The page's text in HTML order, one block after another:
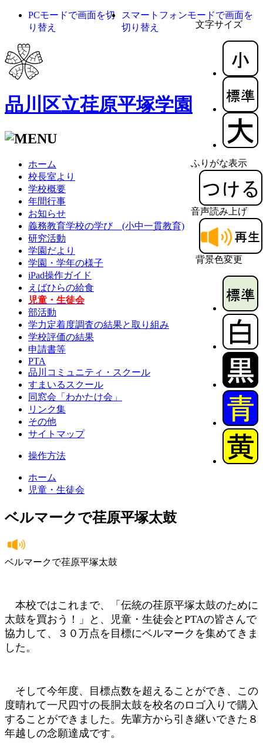
文字サイズ
ふりがな表示
音声読み上げ
背景色変更
PCモードで画面を切
り替え
スマートフォンモードで画面を
切り替え
品川区立荏原平塚学園
ホーム
校長室より
学校概要
年間行事
お知らせ
義務教育学校の学び (小中一貫教育)
研究活動
学園だより
学園・学年の様子
iPad操作ガイド
えばひらの給食
児童・生徒会
部活動
学力定着度調査の結果と取り組み
学校評価の結果
申請書等
PTA
品川コミュニティ・スクール
すまいるスクール
同窓会「わかたけ会」
リンク集
その他
サイトマップ
操作方法
ホーム
児童・生徒会
ベルマークで荏原平塚太鼓
ベルマークで荏原平塚太鼓
本校ではこれまで、「伝統の荏原平塚太鼓のために
太鼓を買おう！」と、児童・生徒会とPTAの皆さんで
協力して、３０万点を目標にベルマークを集めてきま
した。
そして今年度、目標点数を超えることができ、この
度晴れて一尺四寸の長胴太鼓を校名のロゴ入りで購入
することができました。先輩方から引き継いできた８
年越しの念願達成です。